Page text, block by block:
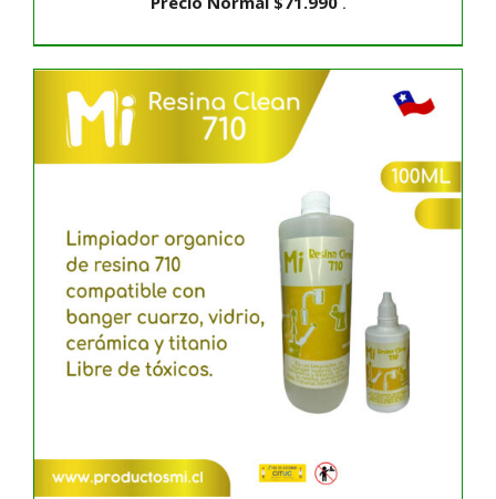
AÑADIR AL CARRITO DETALLES